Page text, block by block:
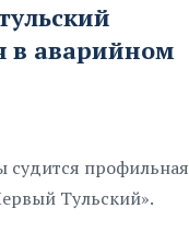
в аварийном
судится профильная
Тульский».